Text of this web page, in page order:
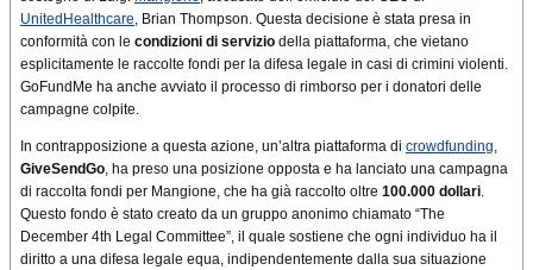
UnitedHealthcare, Brian Thompson. Questa decisione è stata presa in
conformità con le condizioni di servizio della piattaforma, che vietano
esplicitamente le raccolte fondi per la difesa legale in casi di crimini violenti.
GoFundMe ha anche avviato il processo di rimborso per i donatori delle
campagne colpite.
In contrapposizione a questa azione, un’altra piattaforma di crowdfunding,
GiveSendGo, ha preso una posizione opposta e ha lanciato una campagna
di raccolta fondi per Mangione, che ha già raccolto oltre 100.000 dollari.
Questo fondo è stato creato da un gruppo anonimo chiamato “The
December 4th Legal Committee”, il quale sostiene che ogni individuo ha il
diritto a una difesa legale equa, indipendentemente dalla sua situazione